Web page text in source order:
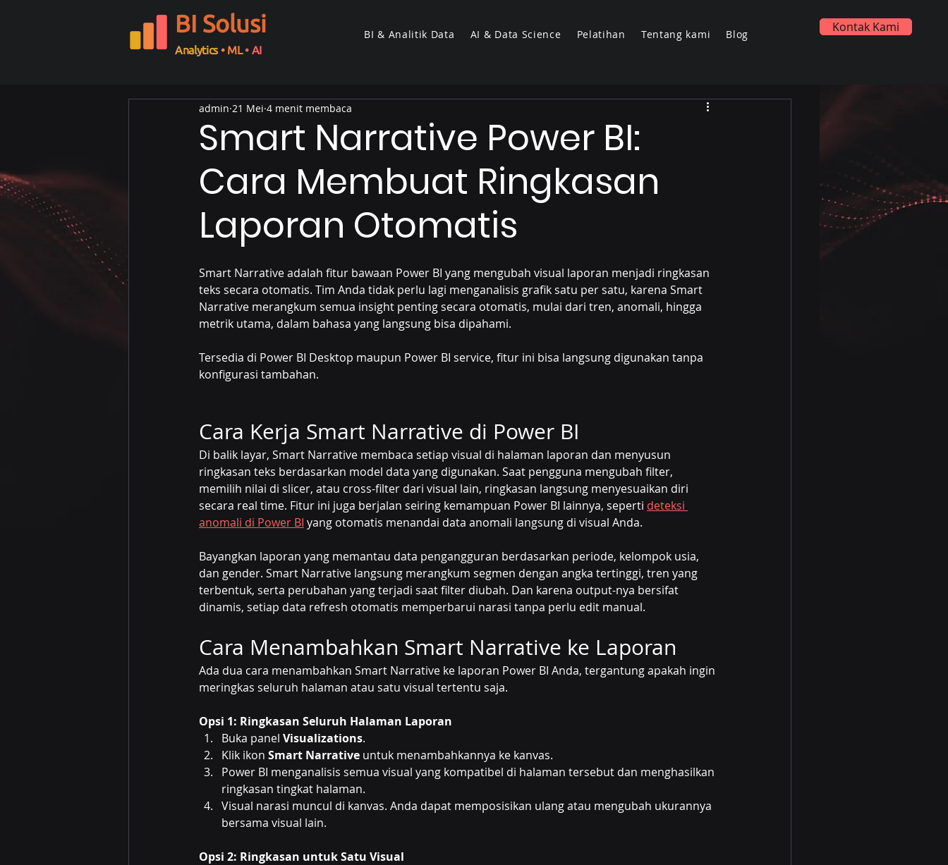
BI Solusi
Analytics • ML• AI
BI & Analitik Data AI & Data Science Pelatihan Tentang kami Blog Kontak Kami
Smart Narrative Power BI:
Cara Membuat Ringkasan
Laporan Otomatis
admin 21 Mei 4 menit membaca
Smart Narrative adalah fitur bawaan Power BI yang mengubah visual laporan menjadi ringkasan
teks secara otomatis. Tim Anda tidak perlu lagi menganalisis grafik satu per satu, karena Smart
Narrative merangkum semua insight penting secara otomatis, mulai dari tren, anomali, hingga
metrik utama, dalam bahasa yang langsung bisa dipahami.
Tersedia di Power BI Desktop maupun Power BI service, fitur ini bisa langsung digunakan tanpa
konfigurasi tambahan.
Cara Kerja Smart Narrative di Power BI
Di balik layar, Smart Narrative membaca setiap visual di halaman laporan dan menyusun
ringkasan teks berdasarkan model data yang digunakan. Saat pengguna mengubah filter,
memilih nilai di slicer, atau cross-filter dari visual lain, ringkasan langsung menyesuaikan diri
secara real time. Fitur ini juga berjalan seiring kemampuan Power BI lainnya, seperti deteksi
anomali di Power BI yang otomatis menandai data anomali langsung di visual Anda.
Bayangkan laporan yang memantau data pengangguran berdasarkan periode, kelompok usia,
dan gender. Smart Narrative langsung merangkum segmen dengan angka tertinggi, tren yang
terbentuk, serta perubahan yang terjadi saat filter diubah. Dan karena output-nya bersifat
dinamis, setiap data refresh otomatis memperbarui narasi tanpa perlu edit manual.
Cara Menambahkan Smart Narrative ke Laporan
Ada dua cara menambahkan Smart Narrative ke laporan Power BI Anda, tergantung apakah ingin
meringkas seluruh halaman atau satu visual tertentu saja.
Opsi 1: Ringkasan Seluruh Halaman Laporan
Buka panel Visualizations.
Klik ikon Smart Narrative untuk menambahkannya ke kanvas.
Power BI menganalisis semua visual yang kompatibel di halaman tersebut dan menghasilkan
ringkasan tingkat halaman.
Visual narasi muncul di kanvas. Anda dapat memposisikan ulang atau mengubah ukurannya
bersama visual lain.
Opsi 2: Ringkasan untuk Satu Visual